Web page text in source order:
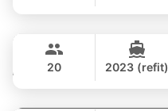
AZIMUT 50FT
20 2023 (refit)